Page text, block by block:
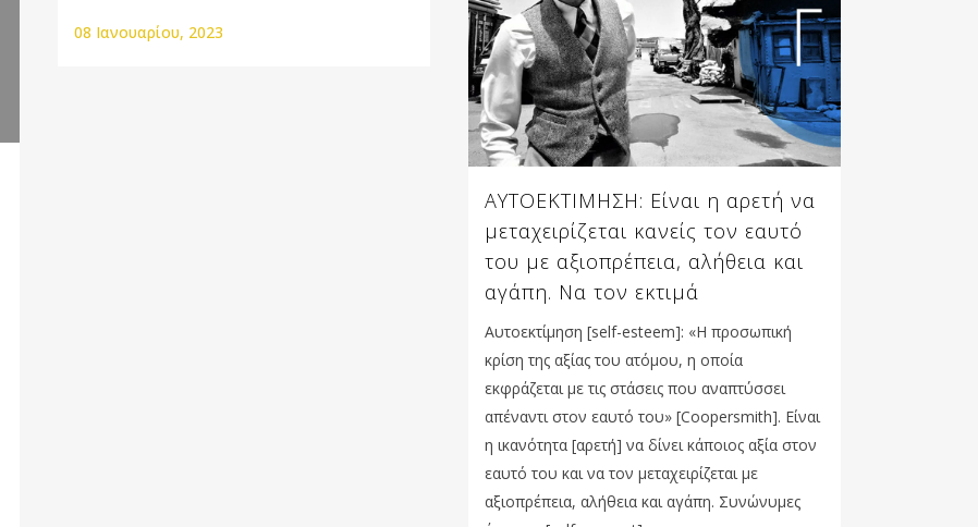
08 Ιανουαρίου, 2023
ΑΥΤΟΕΚΤΙΜΗΣΗ: Είναι η αρετή να
μεταχειρίζεται κανείς τον εαυτό
του με αξιοπρέπεια, αλήθεια και
αγάπη. Να τον εκτιμά
Αυτοεκτίμηση [self-esteem]: «Η προσωπική
κρίση της αξίας του ατόμου, η οποία
εκφράζεται με τις στάσεις που αναπτύσσει
απέναντι στον εαυτό του» [Coopersmith]. Είναι
η ικανότητα [αρετή] να δίνει κάποιος αξία στον
εαυτό του και να τον μεταχειρίζεται με
αξιοπρέπεια, αλήθεια και αγάπη. Συνώνυμες